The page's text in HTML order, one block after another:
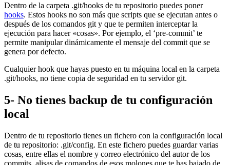
Dentro de la carpeta .git/hooks de tu repositorio puedes poner
hooks. Estos hooks no son más que scripts que se ejecutan antes o
después de los comandos git y que te permiten interceptar la
ejecución para hacer «cosas». Por ejemplo, el ‘pre-commit’ te
permite manipular dinámicamente el mensaje del commit que se
genera por defecto.
Cualquier hook que hayas puesto en tu máquina local en la carpeta
.git/hooks, no tiene copia de seguridad en tu servidor git.
5- No tienes backup de tu configuración
local
Dentro de tu repositorio tienes un fichero con la configuración local
de tu repositorio: .git/config. En este fichero puedes guardar varias
cosas, entre ellas el nombre y correo electrónico del autor de los
commits, alisas de comandos de esos molones que te has bajado de